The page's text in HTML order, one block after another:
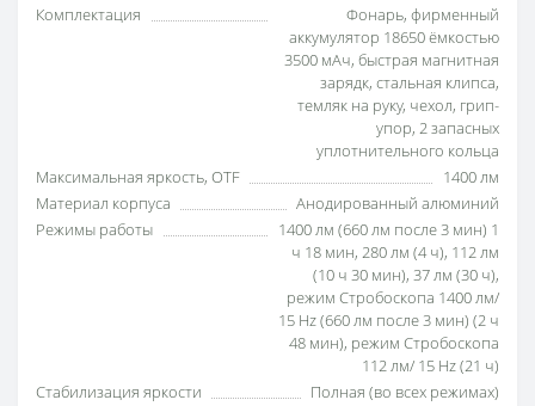
Комплектация
Фонарь, фирменный
аккумулятор 18650 ёмкостью
3500 мАч, быстрая магнитная
зарядк, стальная клипса,
темляк на руку, чехол, грип-
упор, 2 запасных
уплотнительного кольца
Максимальная яркость, OTF
1400 лм
Материал корпуса
Анодированный алюминий
Режимы работы
1400 лм (660 лм после 3 мин) 1
ч 18 мин, 280 лм (4 ч), 112 лм
(10 ч 30 мин), 37 лм (30 ч),
режим Стробоскопа 1400 лм/
15 Hz (660 лм после 3 мин) (2 ч
48 мин), режим Стробоскопа
112 лм/ 15 Hz (21 ч)
Стабилизация яркости
Полная (во всех режимах)